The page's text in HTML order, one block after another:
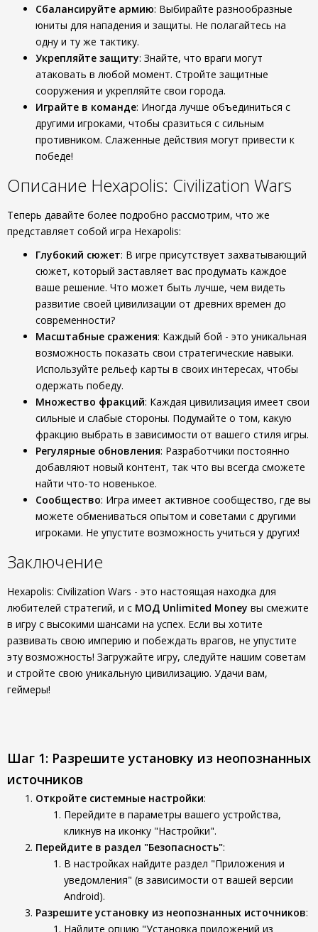
Сбалансируйте армию: Выбирайте разнообразные
юниты для нападения и защиты. Не полагайтесь на
одну и ту же тактику.
Укрепляйте защиту: Знайте, что враги могут
атаковать в любой момент. Стройте защитные
сооружения и укрепляйте свои города.
Играйте в команде: Иногда лучше объединиться с
другими игроками, чтобы сразиться с сильным
противником. Слаженные действия могут привести к
победе!
Описание Hexapolis: Civilization Wars
Теперь давайте более подробно рассмотрим, что же
представляет собой игра Hexapolis:
Глубокий сюжет: В игре присутствует захватывающий
сюжет, который заставляет вас продумать каждое
ваше решение. Что может быть лучше, чем видеть
развитие своей цивилизации от древних времен до
современности?
Масштабные сражения: Каждый бой - это уникальная
возможность показать свои стратегические навыки.
Используйте рельеф карты в своих интересах, чтобы
одержать победу.
Множество фракций: Каждая цивилизация имеет свои
сильные и слабые стороны. Подумайте о том, какую
фракцию выбрать в зависимости от вашего стиля игры.
Регулярные обновления: Разработчики постоянно
добавляют новый контент, так что вы всегда сможете
найти что-то новенькое.
Сообщество: Игра имеет активное сообщество, где вы
можете обмениваться опытом и советами с другими
игроками. Не упустите возможность учиться у других!
Заключение
Hexapolis: Civilization Wars - это настоящая находка для
любителей стратегий, и с МОД Unlimited Money вы смежите
в игру с высокими шансами на успех. Если вы хотите
развивать свою империю и побеждать врагов, не упустите
эту возможность! Загружайте игру, следуйте нашим советам
и стройте свою уникальную цивилизацию. Удачи вам,
геймеры!
Шаг 1: Разрешите установку из неопознанных
источников
Откройте системные настройки:
Перейдите в параметры вашего устройства,
кликнув на иконку "Настройки".
Перейдите в раздел "Безопасность":
В настройках найдите раздел "Приложения и
уведомления" (в зависимости от вашей версии
Android).
Разрешите установку из неопознанных источников:
Найдите опцию "Установка приложений из